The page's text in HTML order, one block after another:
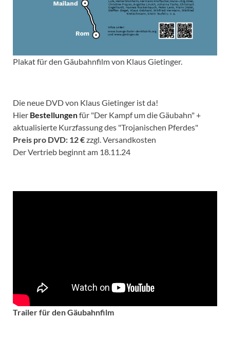
Plakat für den Gäubahnfilm von Klaus Gietinger.
Die neue DVD von Klaus Gietinger ist da!
Hier Bestellungenfür "Der Kampf um die Gäubahn" +
aktualisierte Kurzfassung des "Trojanischen Pferdes"
Preis pro DVD: 12 €zzgl. Versandkosten
Der Vertrieb beginnt am 18.11.24
Trailer für den Gäubahnfilm